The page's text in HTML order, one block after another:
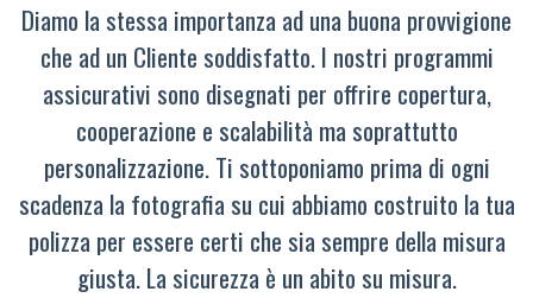
Diamo la stessa importanza ad una buona provvigione
che ad un Cliente soddisfatto. I nostri programmi
assicurativi sono disegnati per offrire copertura,
cooperazione e scalabilità ma soprattutto
personalizzazione. Ti sottoponiamo prima di ogni
scadenza la fotografia su cui abbiamo costruito la tua
polizza per essere certi che sia sempre della misura
giusta. La sicurezza è un abito su misura.